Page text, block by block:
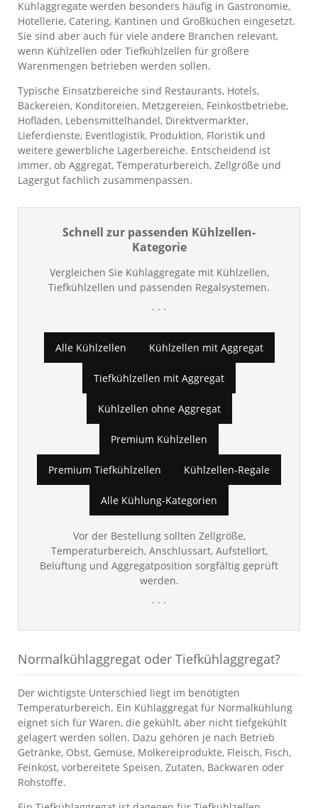
Kühlaggregate werden besonders häufig in Gastronomie,
Hotellerie, Catering, Kantinen und Großküchen eingesetzt.
Sie sind aber auch für viele andere Branchen relevant,
wenn Kühlzellen oder Tiefkühlzellen für größere
Warenmengen betrieben werden sollen.
Typische Einsatzbereiche sind Restaurants, Hotels,
Bäckereien, Konditoreien, Metzgereien, Feinkostbetriebe,
Hofläden, Lebensmittelhandel, Direktvermarkter,
Lieferdienste, Eventlogistik, Produktion, Floristik und
weitere gewerbliche Lagerbereiche. Entscheidend ist
immer, ob Aggregat, Temperaturbereich, Zellgröße und
Lagergut fachlich zusammenpassen.
Schnell zur passenden Kühlzellen-
Kategorie
Vergleichen Sie Kühlaggregate mit Kühlzellen,
Tiefkühlzellen und passenden Regalsystemen.
```
Alle Kühlzellen Kühlzellen mit Aggregat
Tiefkühlzellen mit Aggregat
Kühlzellen ohne Aggregat
Premium Kühlzellen
Premium Tiefkühlzellen Kühlzellen-Regale
Alle Kühlung-Kategorien
Vor der Bestellung sollten Zellgröße,
Temperaturbereich, Anschlussart, Aufstellort,
Belüftung und Aggregatposition sorgfältig geprüft
werden.
```
Normalkühlaggregat oder Tiefkühlaggregat?
Der wichtigste Unterschied liegt im benötigten
Temperaturbereich. Ein Kühlaggregat für Normalkühlung
eignet sich für Waren, die gekühlt, aber nicht tiefgekühlt
gelagert werden sollen. Dazu gehören je nach Betrieb
Getränke, Obst, Gemüse, Molkereiprodukte, Fleisch, Fisch,
Feinkost, vorbereitete Speisen, Zutaten, Backwaren oder
Rohstoffe.